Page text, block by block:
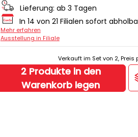
Lieferung: ab 3 Tagen
In 14 von 21 Filialen sofort
Mehr erfahren
Ausstellung in Filiale
Verkauft im Set von 2, Preis
2 Produkte in den
Warenkorb legen